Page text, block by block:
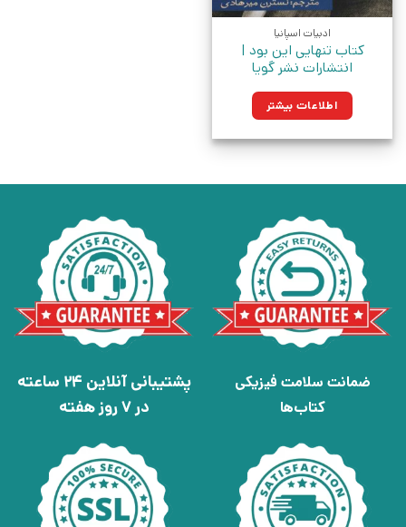
ادبیات اسپانیا
کتاب تنهایی این بود |
انتشارات نشر گویا
اطلاعات بیشتر
ضمانت سلامت فیزیکی
کتاب‌ها
پشتیبانی آنلاین 24 ساعته
در 7 روز هفته